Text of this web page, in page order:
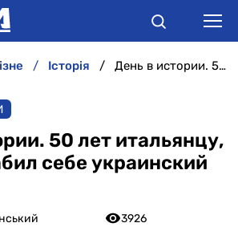
різне історія День в истории. 50 лет итальянцу, который набил себе украинский герб
50 лет итальянцу,
себе украинский
3926